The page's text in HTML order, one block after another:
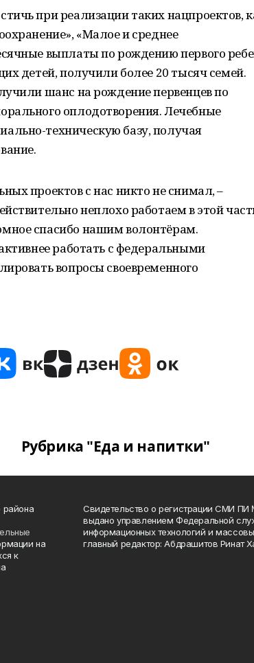
при реализации таких нацпроектов,
«Малое и среднее
выплаты по рождению первого
детей, получили более 20 тысяч семей.
шанс на рождение первенцев по
оплодотворения. Лечебные
техническую базу, получая
проектов с нас никто не снимал, –
неплохо работаем в этой
спасибо нашим волонтёрам.
работать с федеральными
вопросы своевременного
Рубрика "Еда и напитки"
района
на
к
Свидетельство о регистрации СМИ ПИ
выдано управлением Федеральной
информационных технологий и
главный редактор: Абдрашитов Ринат